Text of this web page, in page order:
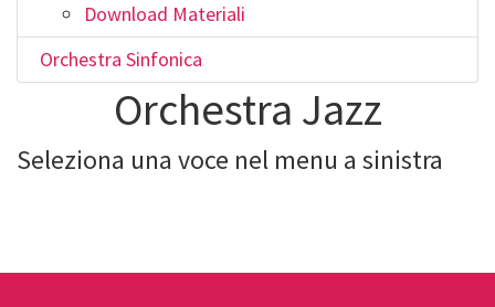
Download Materiali
Orchestra Sinfonica
Orchestra Jazz
Seleziona una voce nel menu a sinistra